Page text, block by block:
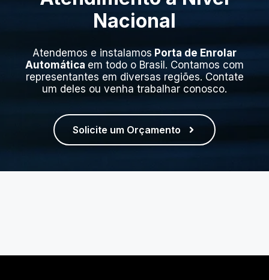
Nacional
Atendemos e instalamos Porta de Enrolar
Automática em todo o Brasil. Contamos com
representantes em diversas regiões. Contate
um deles ou venha trabalhar conosco.
Solicite um Orçamento